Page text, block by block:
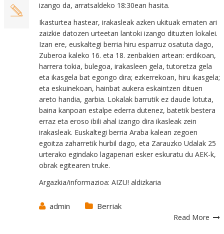
izango da, arratsaldeko 18:30ean hasita.
Ikasturtea hastear, irakasleak azken ukituak ematen ari
zaizkie datozen urteetan lantoki izango dituzten lokalei.
Izan ere, euskaltegi berria hiru esparruz osatuta dago,
Zuberoa kaleko 16. eta 18. zenbakien artean: erdikoan,
harrera tokia, bulegoa, irakasleen gela, tutoretza gela
eta ikasgela bat egongo dira; ezkerrekoan, hiru ikasgela;
eta eskuinekoan, hainbat aukera eskaintzen dituen
areto handia, garbia. Lokalak barrutik ez daude lotuta,
baina kanpoan estalpe ederra dutenez, batetik bestera
erraz eta eroso ibili ahal izango dira ikasleak zein
irakasleak. Euskaltegi berria Araba kalean zegoen
egoitza zaharretik hurbil dago, eta Zarauzko Udalak 25
urterako egindako lagapenari esker eskuratu du AEK-k,
obrak egitearen truke.
Argazkia/informazioa: AIZU! aldizkaria
admin Berriak
Read More